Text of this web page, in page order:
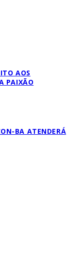
AOS
PAIXÃO
BA ATENDERÁ